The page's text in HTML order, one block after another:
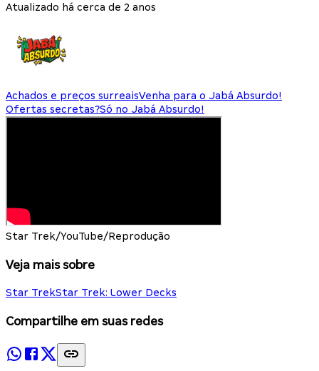
Atualizado há cerca de 2 anos
Achados e preços surreaisVenha para o Jabá Absurdo!
Ofertas secretas?Só no Jabá Absurdo!
Star Trek/YouTube/Reprodução
Veja mais sobre
Star TrekStar Trek: Lower Decks
Compartilhe em suas redes